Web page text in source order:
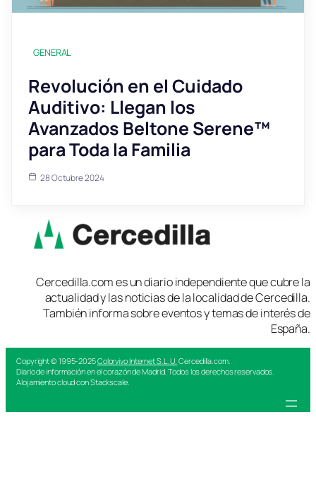
GENERAL
Revolución en el Cuidado
Auditivo: Llegan los
Avanzados Beltone Serene™
para Toda la Familia
28 Octubre 2024
Cercedilla.com es un diario independiente que cubre la
actualidad y las noticias de la localidad de Cercedilla.
También informa sobre eventos y temas de interés de
España.
Copyright © 1995-2025Colorvivo Internet S.L.U. Cercedilla.com.
Diario de información en el corazón de Madrid. Todos los derechos reservados.
Alojamiento cloud con Stackscale.